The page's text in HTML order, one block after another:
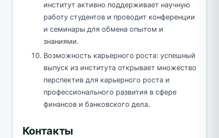
институт активно поддерживает научную
работу студентов и проводит конференции
и семинары для обмена опытом и
знаниями.
Возможность карьерного роста: успешный
выпуск из института открывает множество
перспектив для карьерного роста и
профессионального развития в сфере
финансов и банковского дела.
Контакты